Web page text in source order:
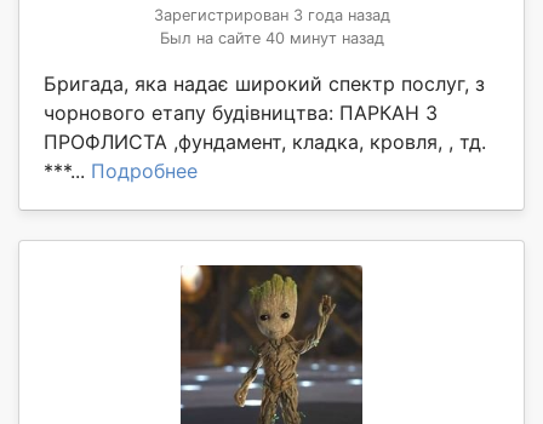
Зарегистрирован 3 года назад
Был на сайте 40 минут назад
Бригада, яка надає широкий спектр послуг, з
чорнового етапу будівництва: ПАРКАН З
ПРОФЛИСТА ,фундамент, кладка, кровля, , тд.
***... Подробнее